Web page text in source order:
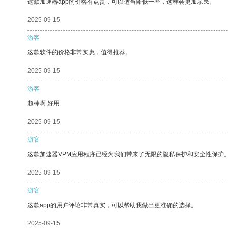
这款加速器app的价格有点贵，可以适当降低一些，这样会更加亲民。
2025-09-15
游客
这款软件的价格非常实惠，值得推荐。
2025-09-15
游客
超棒啊 好用
2025-09-15
游客
这款加速器VPM应用程序已经为我们带来了无限的隐私保护和安全性保护
2025-09-15
游客
这款app的用户评论非常真实，可以帮助我做出更准确的选择。
2025-09-15